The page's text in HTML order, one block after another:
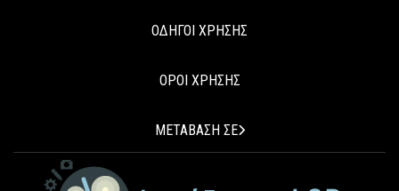
ΟΔΗΓΟΙ ΧΡΗΣΗΣ
ΟΡΟΙ ΧΡΗΣΗΣ
ΜΕΤΑΒΑΣΗ ΣΕ